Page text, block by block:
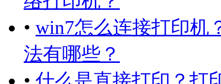
• win7怎么连接打印机
法有哪些？